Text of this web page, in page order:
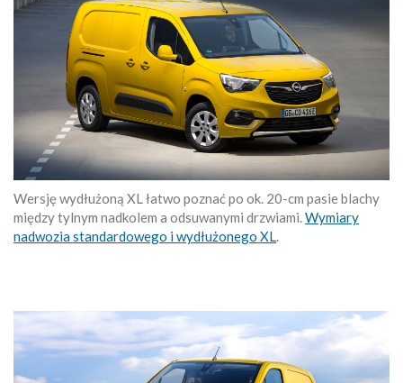
Wersję wydłużoną XL łatwo poznać po ok. 20-cm pasie blachy
między tylnym nadkolem a odsuwanymi drzwiami.Wymiary
nadwozia standardowego i wydłużonego XL.